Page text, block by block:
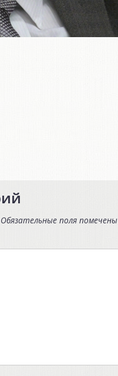
Обязательные поля помечены